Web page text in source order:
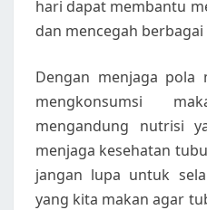
hari dapat membantu
dan mencegah
Dengan menjaga pola
mengkonsumsi
mengandung nutrisi
menjaga kesehatan
jangan lupa untuk
yang kita makan agar